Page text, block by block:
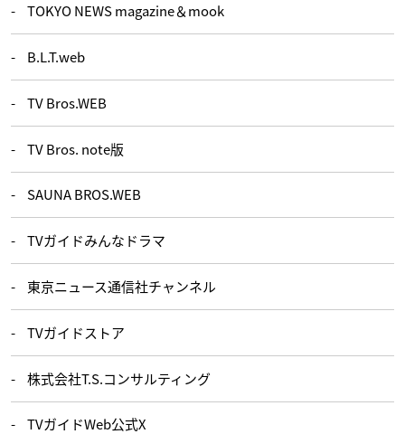
TOKYO NEWS magazine＆mook
B.L.T.web
TV Bros.WEB
TV Bros. note版
SAUNA BROS.WEB
TVガイドみんなドラマ
東京ニュース通信社チャンネル
TVガイドストア
株式会社T.S.コンサルティング
TVガイドWeb公式X